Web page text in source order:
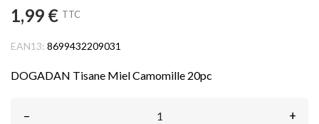
1,99 € TTC
EAN13: 8699432209031
DOGADAN Tisane Miel Camomille 20pc
– +